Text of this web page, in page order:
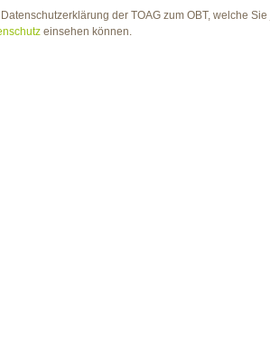
der TOAG zum OBT, welche
einsehen können.